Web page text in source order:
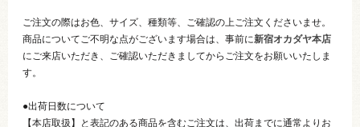
ご注文の際はお色、サイズ、種類等、ご確認の上ご注文くださいませ。
商品についてご不明な点がございます場合は、事前に新宿オカダヤ本店
にご来店いただき、ご確認いただきましてからご注文をお願いいたしま
す。
●出荷日数について
【本店取扱】と表記のある商品を含むご注文は、出荷までに通常よりお